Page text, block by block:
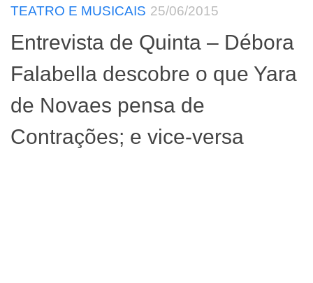
TEATRO E MUSICAIS 25/06/2015
Entrevista de Quinta – Débora
Falabella descobre o que Yara
de Novaes pensa de
Contrações; e vice-versa